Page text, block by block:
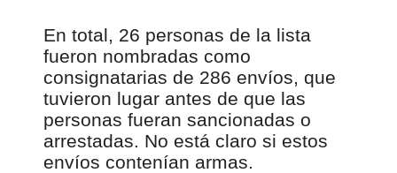
En total, 26 personas de la lista
fueron nombradas como
consignatarias de 286 envíos, que
tuvieron lugar antes de que las
personas fueran sancionadas o
arrestadas. No está claro si estos
envíos contenían armas.